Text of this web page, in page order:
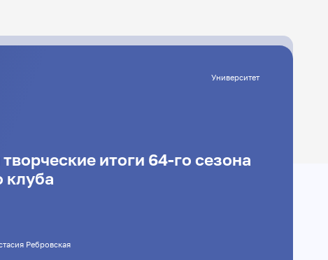
Университет
итоги 64-го сезона
клуба
Ребровская